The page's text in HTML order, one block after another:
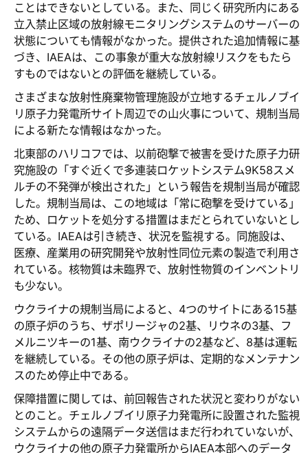
ことはできないとしている。また、同じく研究所内にある
立入禁止区域の放射線モニタリングシステムのサーバーの
状態についても情報がなかった。提供された追加情報に基
づき、IAEAは、この事象が重大な放射線リスクをもたら
すものではないとの評価を継続している。
さまざまな放射性廃棄物管理施設が立地するチェルノブイ
リ原子力発電所サイト周辺での山火事について、規制当局
による新たな情報はなかった。
北東部のハリコフでは、以前砲撃で被害を受けた原子力研
究施設の「すぐ近くで多連装ロケットシステム9K58スメ
ルチの不発弾が検出された」という報告を規制当局が確認
した。規制当局は、この地域は「常に砲撃を受けている」
ため、ロケットを処分する措置はまだとられていないとし
ている。IAEAは引き続き、状況を監視する。同施設は、
医療、産業用の研究開発や放射性同位元素の製造で利用さ
れている。核物質は未臨界で、放射性物質のインベントリ
も少ない。
ウクライナの規制当局によると、4つのサイトにある15基
の原子炉のうち、ザポリージャの2基、リウネの3基、フ
メルニツキーの1基、南ウクライナの2基など、8基は運転
を継続している。その他の原子炉は、定期的なメンテナン
スのため停止中である。
保障措置に関しては、前回報告された状況と変わりがない
とのこと。チェルノブイリ原子力発電所に設置された監視
システムからの遠隔データ送信はまだ行われていないが、
ウクライナの他の原子力発電所からIAEA本部へのデータ